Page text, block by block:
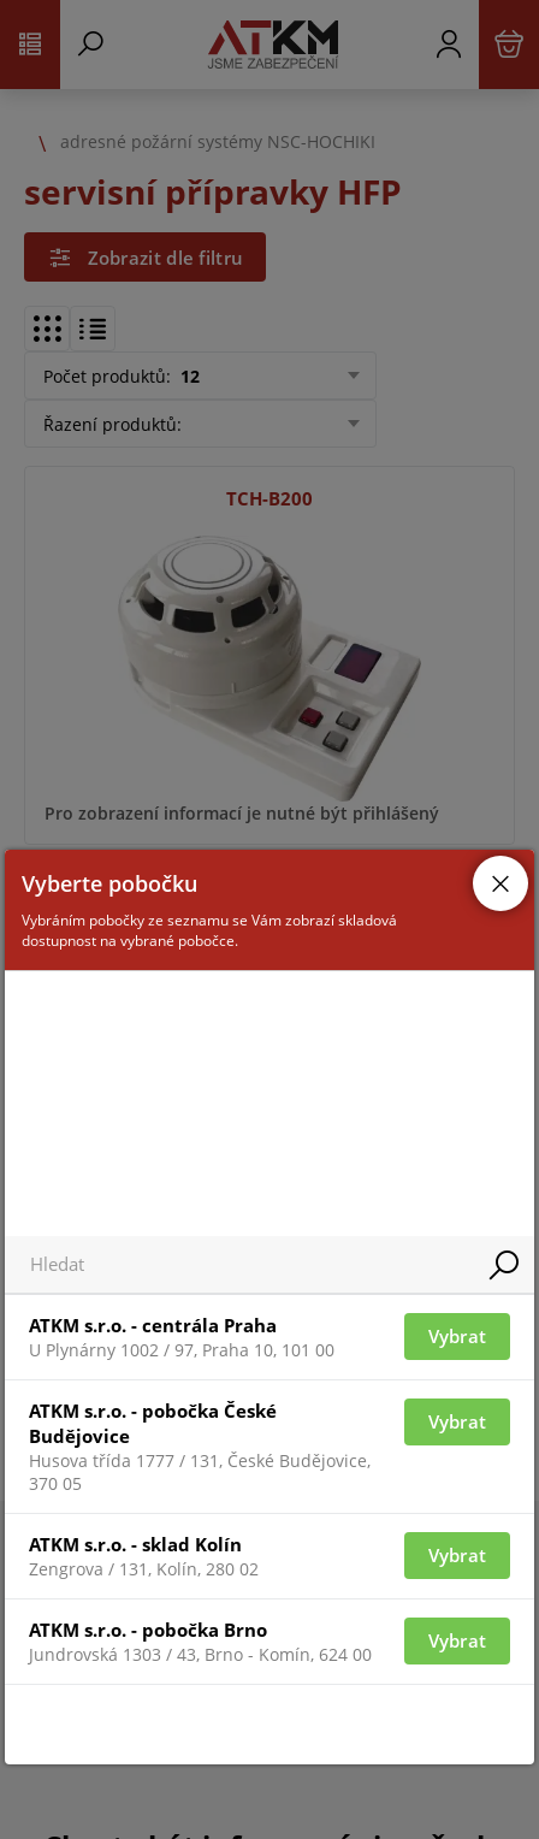
adresné požární systémy NSC-HOCHIKI
servisní přípravky HFP
Zobrazit dle filtru
Počet produktů: 12
Řazení produktů:
TCH-B200
Pro zobrazení informací je nutné být přihlášený
Vyberte pobočku
Vybráním pobočky ze seznamu se Vám zobrazí skladová
dostupnost na vybrané pobočce.
ATKM s.r.o. - centrála Praha
U Plynárny 1002 / 97, Praha 10, 101 00
Vybrat
ATKM s.r.o. - pobočka České
Budějovice
Husova třída 1777 / 131, České Budějovice,
370 05
Vybrat
ATKM s.r.o. - sklad Kolín
Zengrova / 131, Kolín, 280 02
Vybrat
ATKM s.r.o. - pobočka Brno
Jundrovská 1303 / 43, Brno - Komín, 624 00
Vybrat